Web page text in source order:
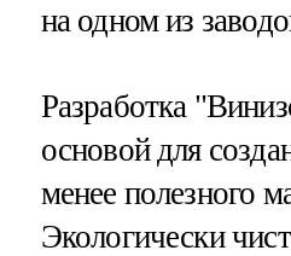
на одном из
Разработка
основой для
менее полезного
Экологически